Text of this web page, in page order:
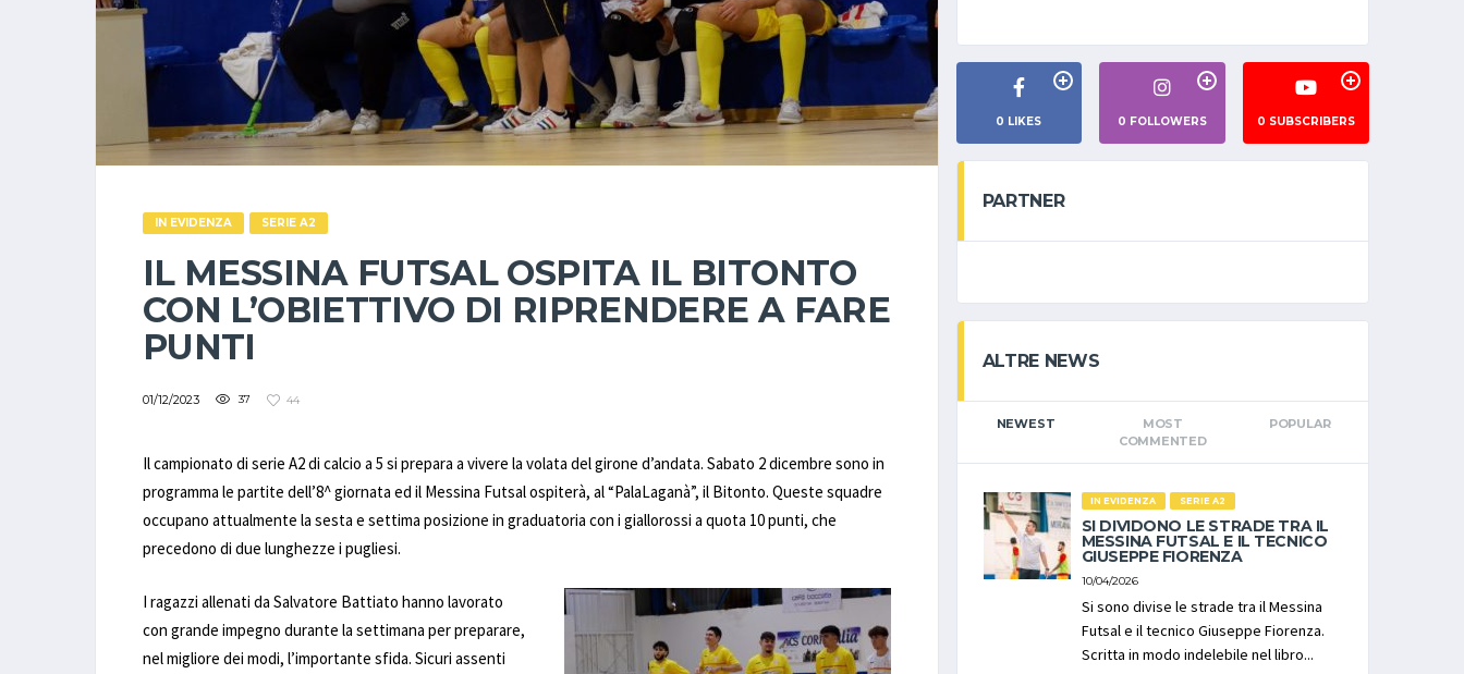
IN EVIDENZA SERIE A2
IL MESSINA FUTSAL OSPITA IL BITONTO
CON L’OBIETTIVO DI RIPRENDERE A FARE
PUNTI
01/12/2023 37 44
Il campionato di serie A2 di calcio a 5 si prepara a vivere la volata del girone d’andata. Sabato 2 dicembre sono in
programma le partite dell’8^ giornata ed il Messina Futsal ospiterà, al “PalaLaganà”, il Bitonto. Queste squadre
occupano attualmente la sesta e settima posizione in graduatoria con i giallorossi a quota 10 punti, che
precedono di due lunghezze i pugliesi.
I ragazzi allenati da Salvatore Battiato hanno lavorato
con grande impegno durante la settimana per preparare,
nel migliore dei modi, l’importante sfida. Sicuri assenti
0 LIKES 0 FOLLOWERS 0 SUBSCRIBERS
PARTNER
ALTRE NEWS
NEWEST
MOST
COMMENTED
POPULAR
IN EVIDENZA SERIE A2
SI DIVIDONO LE STRADE TRA IL
MESSINA FUTSAL E IL TECNICO
GIUSEPPE FIORENZA
10/04/2026
Si sono divise le strade tra il Messina
Futsal e il tecnico Giuseppe Fiorenza.
Scritta in modo indelebile nel libro...